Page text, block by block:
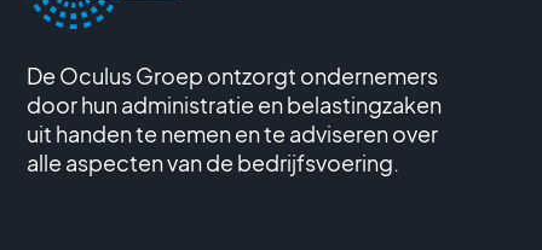
De Oculus Groep ontzorgt ondernemers
door hun administratie en belastingzaken
uit handen te nemen en te adviseren over
alle aspecten van de bedrijfsvoering.